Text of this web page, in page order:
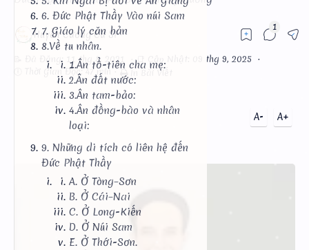
In Bài Viết
A+
A-
6. Đức Phật Thầy Vào núi Sam
7. Giáo lý căn bản
8.Về tu nhân.
1.Ân tổ-tiên cha mẹ:
2.Ân đất nước:
3.Ân tam-bảo:
4.Ân đồng-bào và nhân
loại:
9. Những di tích có liên hệ đến
Đức Phật Thầy
A. Ở Tòng–Sơn
B. Ở Cái–Nai
C. Ở Long-Kiến
D. Ở Núi Sam
E. Ở Thới-Sơn.